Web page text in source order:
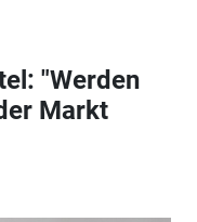
"Werden
Markt